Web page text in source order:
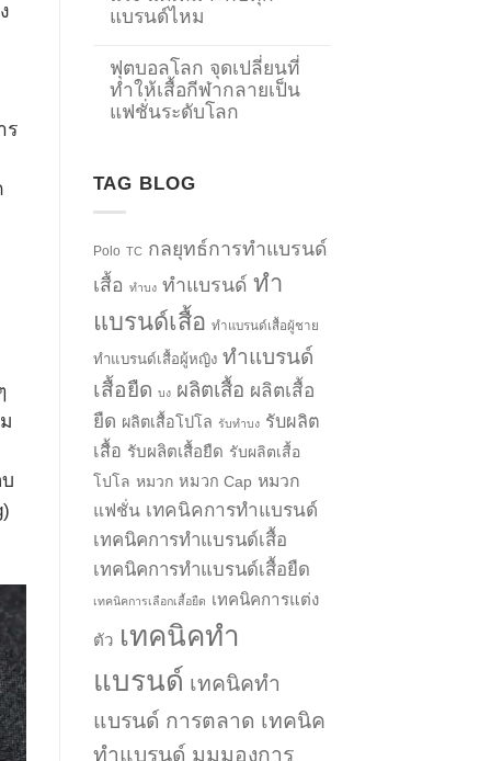
ร
แบรนด์ไหม
ฟุตบอลโลก จุดเปลี่ยนที่
ทำให้เสื้อกีฬากลายเป็น
แฟชั่นระดับโลก
TAG BLOG
Polo TC กลยุทธ์การทำแบรนด์
เสื้อ ทำบง ทำแบรนด์ ทำ
แบรนด์เสื้อ ทำแบรนด์เสื้อผู้ชาย
ทำแบรนด์เสื้อผู้หญิง ทำแบรนด์
เสื้อยืด บง ผลิตเสื้อ ผลิตเสื้อ
ยืด ผลิตเสื้อโปโล รับทำบง รับผลิต
เสื้อ รับผลิตเสื้อยืด รับผลิตเสื้อ
โปโล หมวก หมวก Cap หมวก
แฟชั่น เทคนิคการทำแบรนด์
เทคนิคการทำแบรนด์เสื้อ
เทคนิคการทำแบรนด์เสื้อยืด
เทคนิคการเลือกเสื้อยืด เทคนิคการแต่ง
ตัว เทคนิคทำ
แบรนด์ เทคนิคทำ
แบรนด์ การตลาด เทคนิค
ทำแบรนด์ มุมมองการ